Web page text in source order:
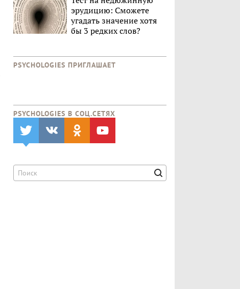
эрудицию: Сможете
угадать значение хотя
бы 3 редких слов?
PSYCHOLOGIES ПРИГЛАШАЕТ
PSYCHOLOGIES В CОЦ.СЕТЯХ